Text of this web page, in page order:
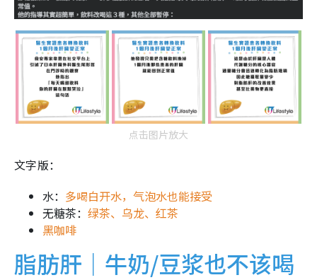
点击图片放大
文字版：
水： 多喝白开水，气泡水也能接受
无糖茶： 绿茶、乌龙、红茶
黑咖啡
脂肪肝｜牛奶/豆浆也不该喝